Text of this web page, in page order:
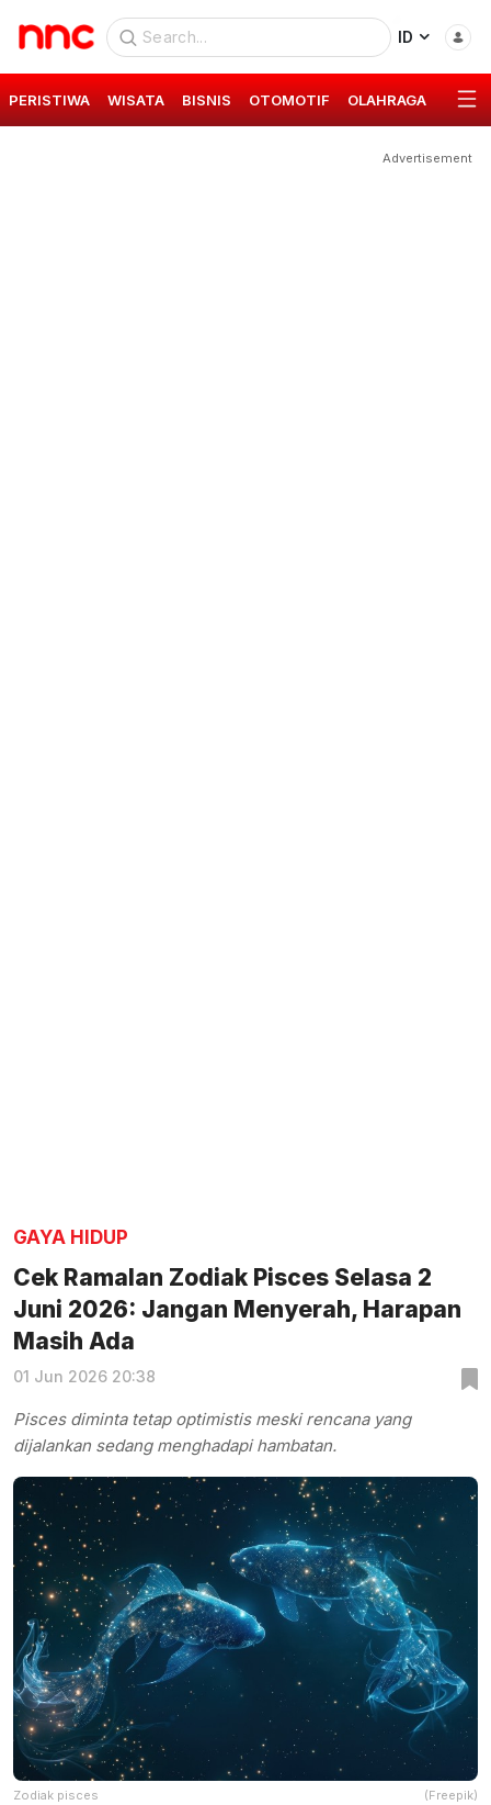
ID
PERISTIWA WISATA BISNIS OTOMOTIF OLAHRAGA GAYA
Advertisement
GAYA HIDUP
Cek Ramalan Zodiak Pisces Selasa 2
Juni 2026: Jangan Menyerah, Harapan
Masih Ada
01 Jun 2026 20:38
Pisces diminta tetap optimistis meski rencana yang
dijalankan sedang menghadapi hambatan.
Zodiak pisces (Freepik)